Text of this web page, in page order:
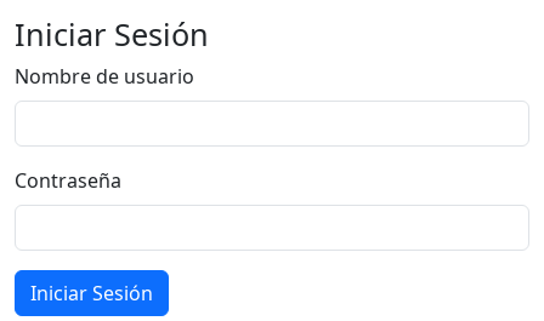
Iniciar Sesión
Nombre de usuario
Contraseña
Iniciar Sesión